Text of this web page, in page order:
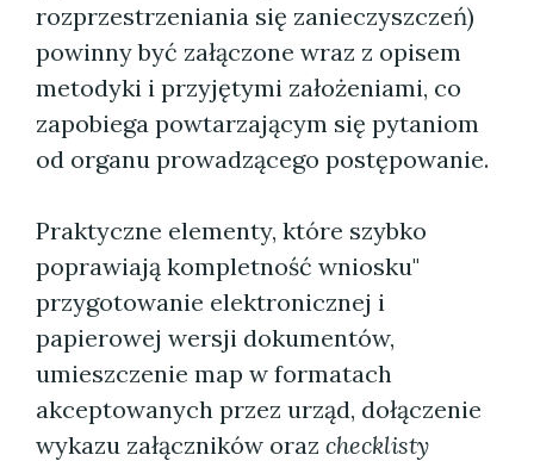
rozprzestrzeniania się zanieczyszczeń)
powinny być załączone wraz z opisem
metodyki i przyjętymi założeniami, co
zapobiega powtarzającym się pytaniom
od organu prowadzącego postępowanie.
Praktyczne elementy, które szybko
poprawiają kompletność wniosku"
przygotowanie elektronicznej i
papierowej wersji dokumentów,
umieszczenie map w formatach
akceptowanych przez urząd, dołączenie
wykazu załączników oraz checklisty